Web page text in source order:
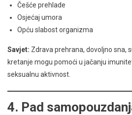
Češće prehlade
Osjećaj umora
Opću slabost organizma
Savjet: Zdrava prehrana, dovoljno sna,
kretanje mogu pomoći u jačanju
seksualnu aktivnost.
4. Pad